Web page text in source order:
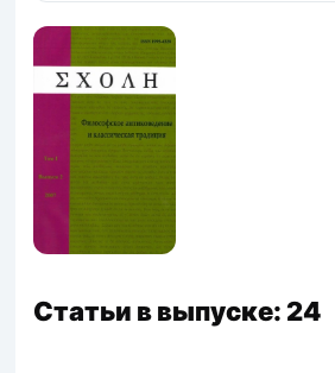
Статьи в выпуске: 24